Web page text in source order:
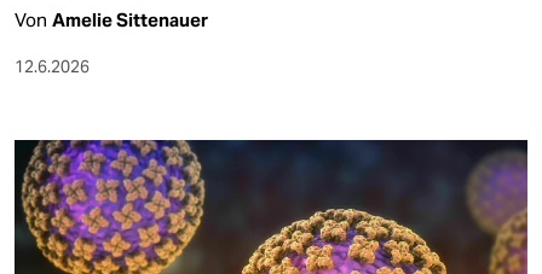
Von Amelie Sittenauer
12.6.2026